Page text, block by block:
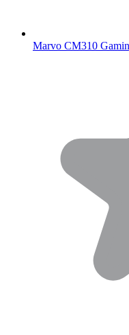
Marvo CM310